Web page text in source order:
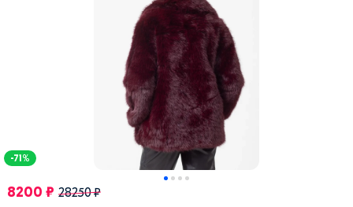
-71%
8200 ₽ 28250 ₽